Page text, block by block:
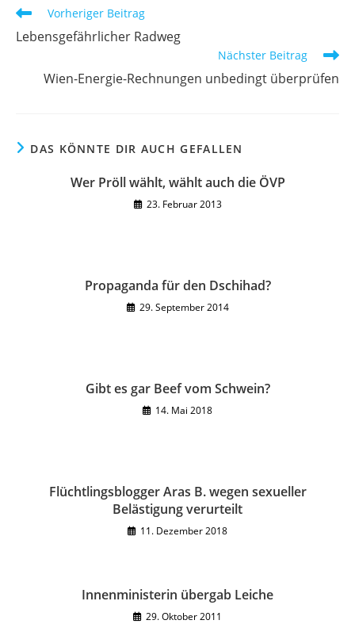
Weitere
Artikel
ansehen
Vorheriger Beitrag
Lebensgefährlicher Radweg
Nächster Beitrag
Wien-Energie-Rechnungen unbedingt überprüfen
DAS KÖNNTE DIR AUCH GEFALLEN
Wer Pröll wählt, wählt auch die ÖVP
23. Februar 2013
Propaganda für den Dschihad?
29. September 2014
Gibt es gar Beef vom Schwein?
14. Mai 2018
Flüchtlingsblogger Aras B. wegen sexueller
Belästigung verurteilt
11. Dezember 2018
Innenministerin übergab Leiche
29. Oktober 2011